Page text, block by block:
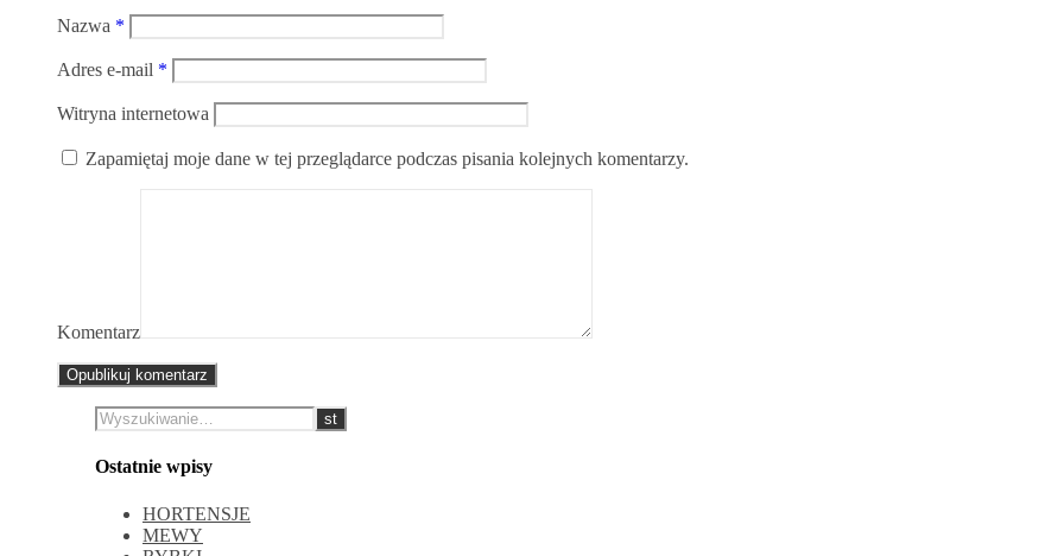
Nazwa *
Adres e-mail *
Witryna internetowa
Zapamiętaj moje dane w tej przeglądarce podczas pisania kolejnych komentarzy.
Komentarz
Ostatnie wpisy
HORTENSJE
MEWY